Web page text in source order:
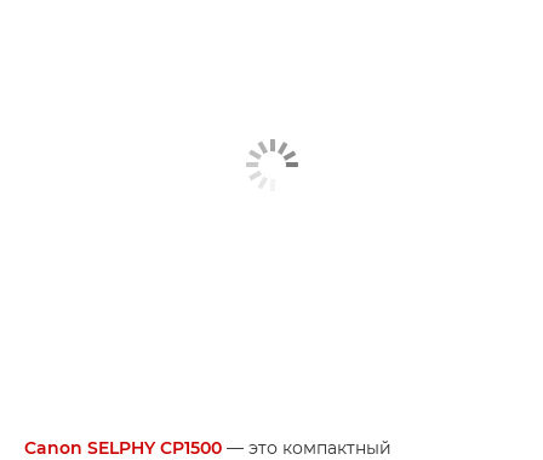
Canon SELPHY CP1500 — это компактный